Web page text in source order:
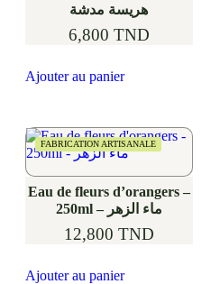
هريسة مدشة
6,800 TND
Ajouter au panier
FABRICATION ARTISANALE
Eau de fleurs d’orangers –
250ml – ماء الزهر
12,800 TND
Ajouter au panier